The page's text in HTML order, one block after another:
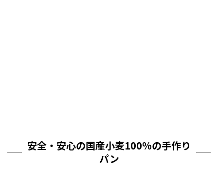
安全・安心の国産小麦100%の手作り
パン